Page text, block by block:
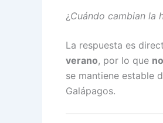
¿Cuándo cambian la
La respuesta es
verano, por lo que
se mantiene estable
Galápagos.